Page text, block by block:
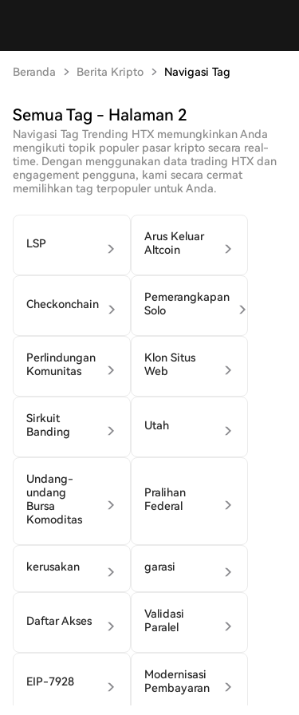
Beranda Berita Kripto Navigasi Tag
Semua Tag - Halaman 2
Navigasi Tag Trending HTX memungkinkan Anda
mengikuti topik populer pasar kripto secara real-
time. Dengan menggunakan data trading HTX dan
engagement pengguna, kami secara cermat
memilihkan tag terpopuler untuk Anda.
LSP
Arus Keluar
Altcoin
Checkonchain
Pemerangkapan
Solo
Perlindungan
Komunitas
Klon Situs
Web
Sirkuit
Banding
Utah
Undang-
undang
Bursa
Komoditas
Pralihan
Federal
kerusakan garasi
Daftar Akses
Validasi
Paralel
EIP-7928
Modernisasi
Pembayaran